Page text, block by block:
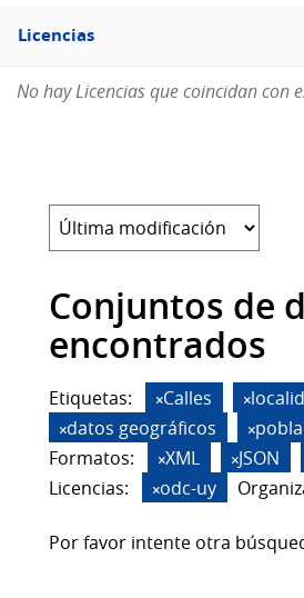
Filtro
Licencias
Licencias
No hay Licencias que coincidan con
Conjuntos de
encontrados
Etiquetas: Calles
datos geográficos
Formatos:
XML JSON
Licencias:
odc-uy
Por favor intente otra